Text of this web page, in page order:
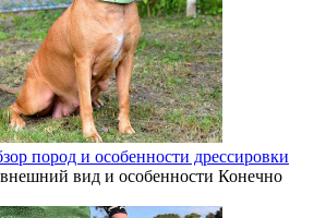
пород и особенности дрессировки
вид и особенности Конечно